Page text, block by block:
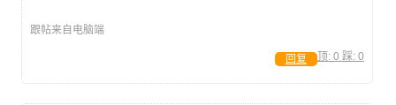
跟帖来自电脑端
顶: 0 踩: 0
回复